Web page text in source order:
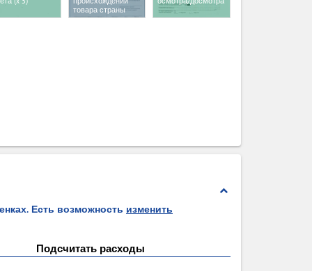
товара страны
экспортера
expand_less
Есть возможность изменить
Подсчитать расходы